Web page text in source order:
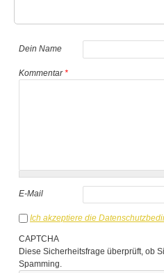
Dein Name
Kommentar*
E-Mail
Ich akzeptiere die
CAPTCHA
Diese Sicherheitsfrage überprüft, ob
Spamming.